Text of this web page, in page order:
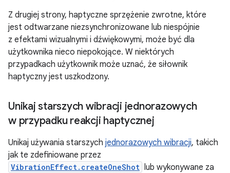
Z drugiej strony, haptyczne sprzężenie zwrotne, które
jest odtwarzane niezsynchronizowane lub niespójnie
z efektami wizualnymi i dźwiękowymi, może być dla
użytkownika nieco niepokojące. W niektórych
przypadkach użytkownik może uznać, że siłownik
haptyczny jest uszkodzony.
Unikaj starszych wibracji jednorazowych
w przypadku reakcji haptycznej
Unikaj używania starszych jednorazowych wibracji, takich
jak te zdefiniowane przez
VibrationEffect.createOneShot lub wykonywane za